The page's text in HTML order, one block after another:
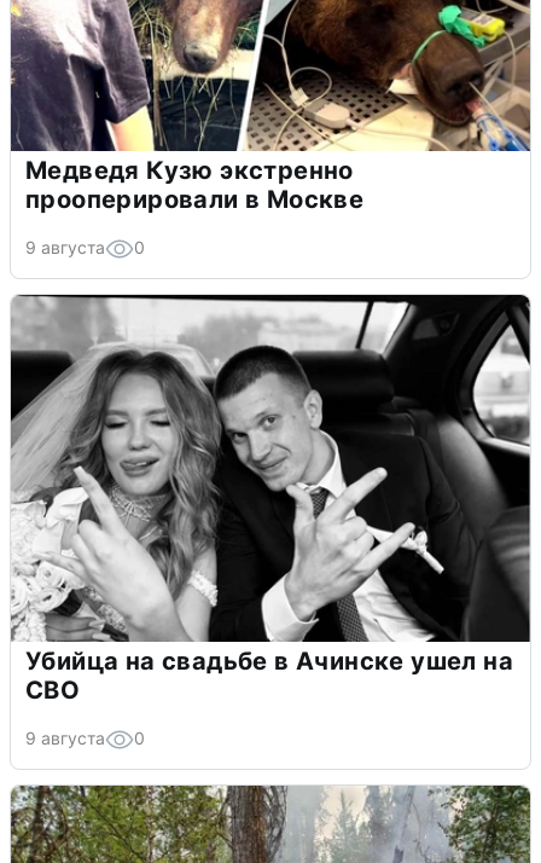
Медведя Кузю экстренно
прооперировали в Москве
9 августа 0
Убийца на свадьбе в Ачинске ушел на
СВО
9 августа 0